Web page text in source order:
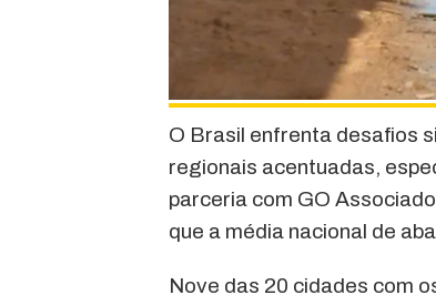
O Brasil enfrenta desafios
regionais acentuadas,
parceria com GO
que a média nacional de
Nove das 20 cidades com